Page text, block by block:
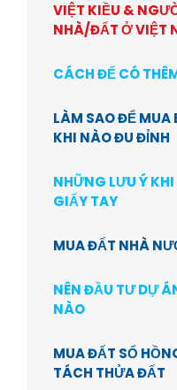
VIỆT KIỀU &
NHÀ/ĐẤT Ở VIỆT
CÁCH ĐỂ CÓ
LÀM SAO ĐỂ
KHI NÀO ĐU ĐỈNH
NHỮNG LƯU Ý
GIẤY TAY
MUA ĐẤT NHÀ
NÊN ĐẦU TƯ DỰ
NÀO
MUA ĐẤT SỔ
TÁCH THỬA ĐẤT